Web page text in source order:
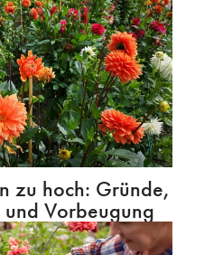
zu hoch: Gründe,
Vorbeugung